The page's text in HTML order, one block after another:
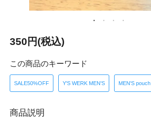
350円(税込)
この商品のキーワード
SALE50%OFF Y'S WERK MEN'S MEN'S pouch
商品説明